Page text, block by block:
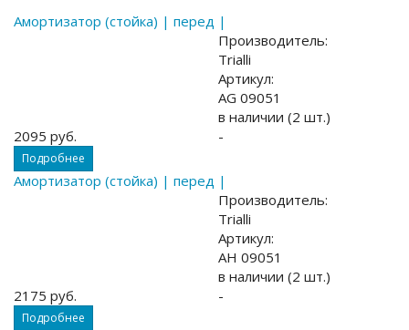
Амортизатор (стойка) | перед |
Производитель:
Trialli
Артикул:
AG 09051
в наличии (2 шт.)
2095 руб.
-
Подробнее
Амортизатор (стойка) | перед |
Производитель:
Trialli
Артикул:
AH 09051
в наличии (2 шт.)
2175 руб.
-
Подробнее